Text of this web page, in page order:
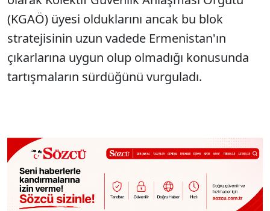
(KGAÖ) üyesi olduklarını ancak bu blok
stratejisinin uzun vadede Ermenistan'ın
çıkarlarına uygun olup olmadığı konusunda
tartışmaların sürdüğünü vurguladı.